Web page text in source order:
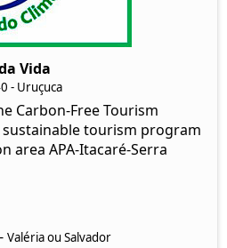
Vida
- Uruçuca
Carbon-Free Tourism
tourism program
area APA-Itacaré-Serra
Valéria ou Salvador